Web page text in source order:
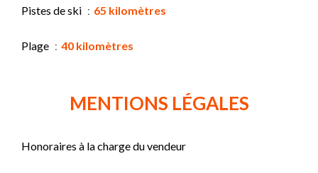
Pistes de ski 65 kilomètres
Plage 40 kilomètres
MENTIONS LÉGALES
Honoraires à la charge du vendeur